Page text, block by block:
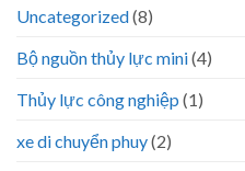
Uncategorized(8)
Bộ nguồn thủy lực mini(4)
Thủy lực công nghiệp (1)
xe di chuyển phuy(2)